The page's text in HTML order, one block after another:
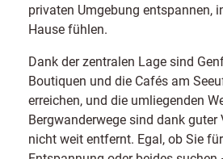
privaten Umgebung entspannen,
Hause fühlen.
Dank der zentralen Lage sind
Boutiquen und die Cafés am
erreichen, und die umliegenden
Bergwanderwege sind dank guter
nicht weit entfernt. Egal, ob Sie